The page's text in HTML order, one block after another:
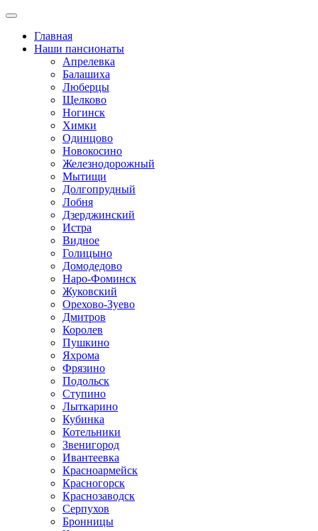
Главная
Наши пансионаты
Апрелевка
Балашиха
Люберцы
Щелково
Ногинск
Химки
Одинцово
Новокосино
Железнодорожный
Мытищи
Долгопрудный
Лобня
Дзерджинский
Истра
Видное
Голицыно
Домодедово
Наро-Фоминск
Жуковский
Орехово-Зуево
Дмитров
Королев
Пушкино
Яхрома
Фрязино
Подольск
Ступино
Лыткарино
Кубинка
Котельники
Звенигород
Ивантеевка
Красноармейск
Красногорск
Краснозаводск
Серпухов
Бронницы